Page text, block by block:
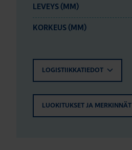
LEVEYS (MM)
KORKEUS (MM)
LOGISTIIKKATIEDOT
LUOKITUKSET JA MERKINNÄT